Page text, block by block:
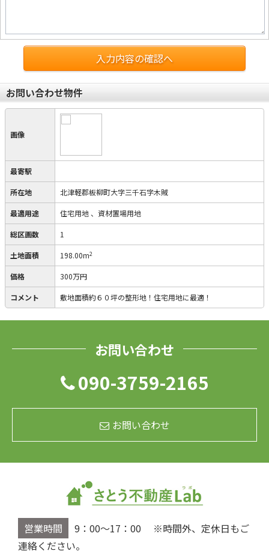
入力内容の確認へ
お問い合わせ物件
画像
最寄駅
所在地 北津軽郡板柳町大字三千石字木賊
最適用途 住宅用地 、資材置場用地
総区画数 1
土地面積 198.00m2
価格 300万円
コメント 敷地面積約６０坪の整形地！住宅用地に最適！
お問い合わせ
090-3759-2165
お問い合わせ
営業時間
9：00～17：00 ※時間外、定休日もご
連絡ください。